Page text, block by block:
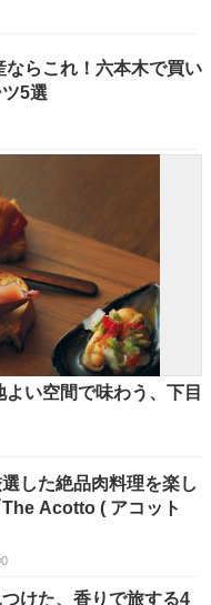
ならこれ！六本木で買い
5選
い空間で味わう、下目
した絶品肉料理を楽し
Acotto ( アコット
けた、香りで旅する4